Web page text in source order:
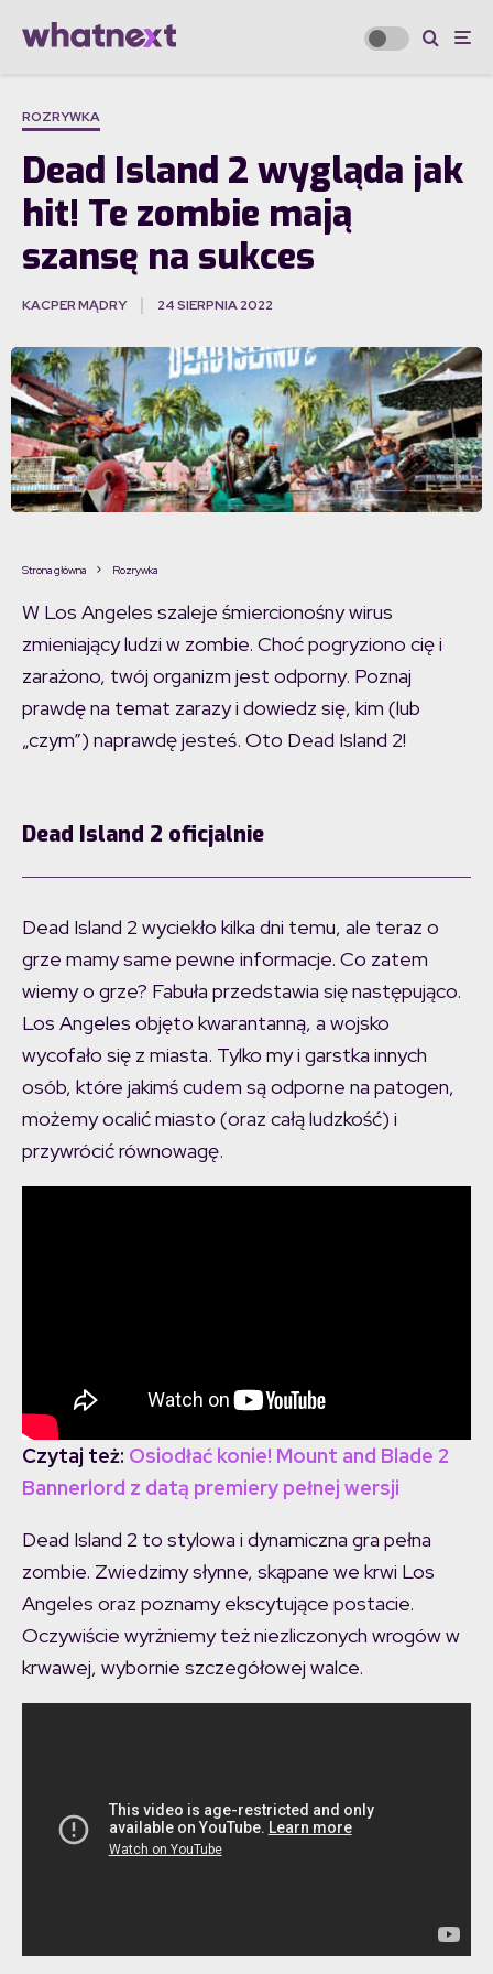
ROZRYWKA
Dead Island 2 wygląda jak
hit! Te zombie mają
szansę na sukces
KACPER MĄDRY 24 SIERPNIA 2022
Strona główna Rozrywka
W Los Angeles szaleje śmiercionośny wirus
zmieniający ludzi w zombie. Choć pogryziono cię i
zarażono, twój organizm jest odporny. Poznaj
prawdę na temat zarazy i dowiedz się, kim (lub
„czym”) naprawdę jesteś. Oto Dead Island 2!
Dead Island 2 oficjalnie
Dead Island 2 wyciekło kilka dni temu, ale teraz o
grze mamy same pewne informacje. Co zatem
wiemy o grze? Fabuła przedstawia się następująco.
Los Angeles objęto kwarantanną, a wojsko
wycofało się z miasta. Tylko my i garstka innych
osób, które jakimś cudem są odporne na patogen,
możemy ocalić miasto (oraz całą ludzkość) i
przywrócić równowagę.
Czytaj też: Osiodłać konie! Mount and Blade 2
Bannerlord z datą premiery pełnej wersji
Dead Island 2 to stylowa i dynamiczna gra pełna
zombie. Zwiedzimy słynne, skąpane we krwi Los
Angeles oraz poznamy ekscytujące postacie.
Oczywiście wyrżniemy też niezliczonych wrogów w
krwawej, wybornie szczegółowej walce.